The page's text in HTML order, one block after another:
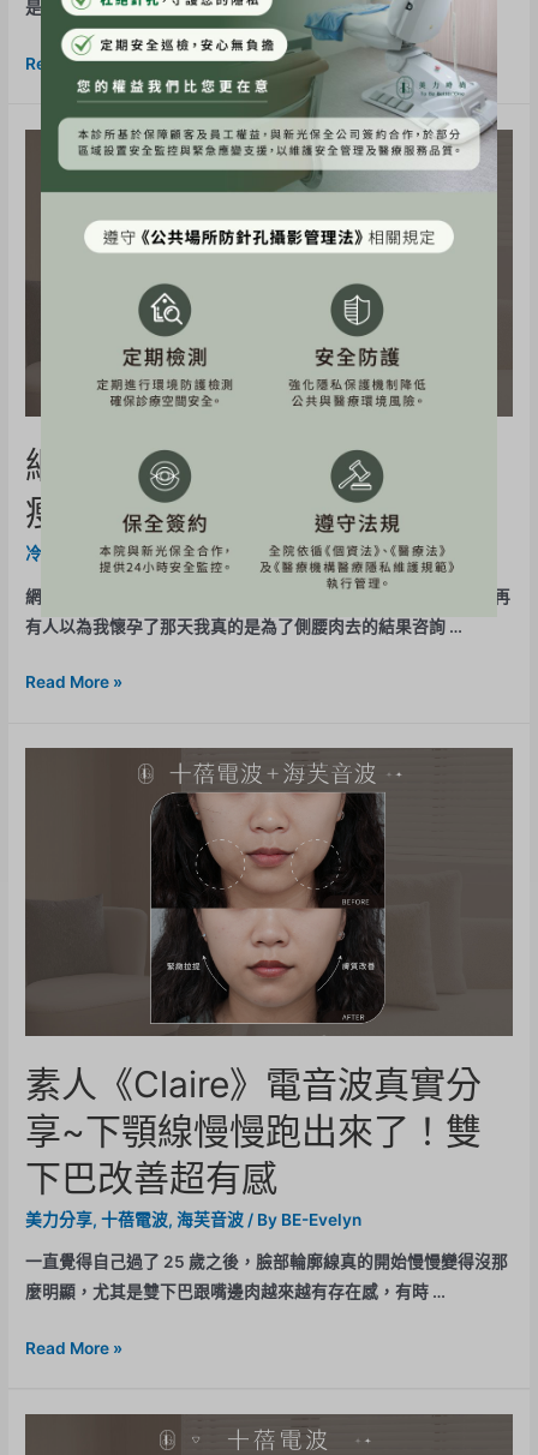
是凹凹的，看起來整個人顯得很沒精神，甚至還會被朋友問是 …
Read More »
網紅《沙莫太太》冷凍減脂~
瘦小腹體驗心得分享
冷凍減脂 ,美力分享/ ByBE-Evelyn
網紅《沙莫太太》冷凍減脂~瘦小腹體驗心得分享 做了這個不會再
有人以為我懷孕了那天我真的是為了側腰肉去的結果咨詢 …
Read More »
素人《Claire》電音波真實分
享~下顎線慢慢跑出來了！雙
下巴改善超有感
美力分享,十蓓電波,海芙音波 / By BE-Evelyn
一直覺得自己過了 25 歲之後，臉部輪廓線真的開始慢慢變得沒那
麼明顯，尤其是雙下巴跟嘴邊肉越來越有存在感，有時 …
Read More »